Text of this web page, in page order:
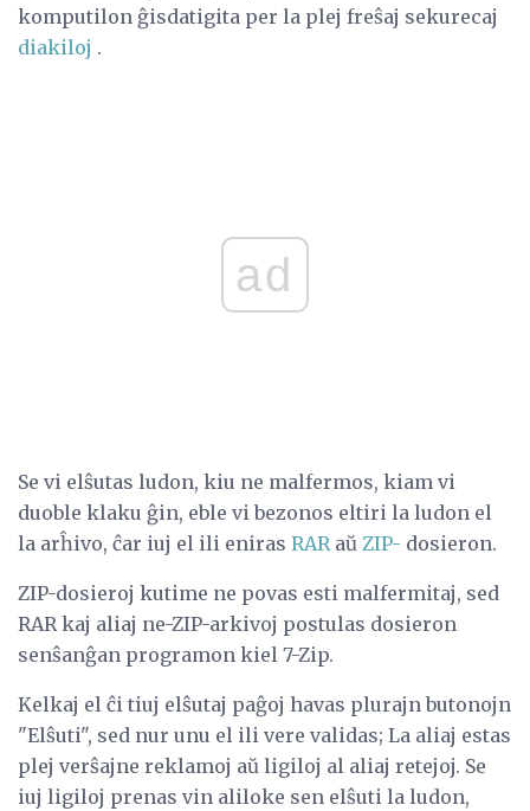
komputilon ĝisdatigita per la plej freŝaj sekurecaj
diakiloj .
ad
Se vi elŝutas ludon, kiu ne malfermos, kiam vi
duoble klaku ĝin, eble vi bezonos eltiri la ludon el
la arĥivo, ĉar iuj el ili eniras RARaŭ ZIP- dosieron.
ZIP-dosieroj kutime ne povas esti malfermitaj, sed
RAR kaj aliaj ne-ZIP-arkivoj postulas dosieron
senŝanĝan programon kiel 7-Zip.
Kelkaj el ĉi tiuj elŝutaj paĝoj havas plurajn butonojn
"Elŝuti", sed nur unu el ili vere validas; La aliaj estas
plej verŝajne reklamoj aŭ ligiloj al aliaj retejoj. Se
iuj ligiloj prenas vin aliloke sen elŝuti la ludon,